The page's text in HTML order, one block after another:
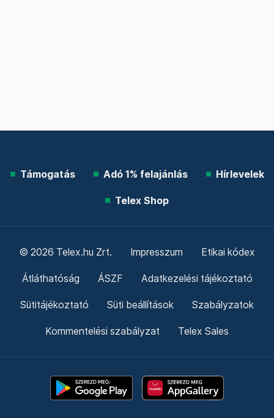
Támogatás Adó 1% felajánlás Hírlevelek
Telex Shop
© 2026 Telex.hu Zrt. Impresszum Etikai kódex
Átláthatóság ÁSZF Adatkezelési tájékoztató
Sütitájékoztató Süti beállítások Szabályzatok
Kommentelési szabályzat Telex Sales